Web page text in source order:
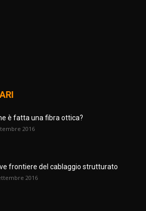
è fatta una fibra ottica?
2016
frontiere del cablaggio strutturato
2016